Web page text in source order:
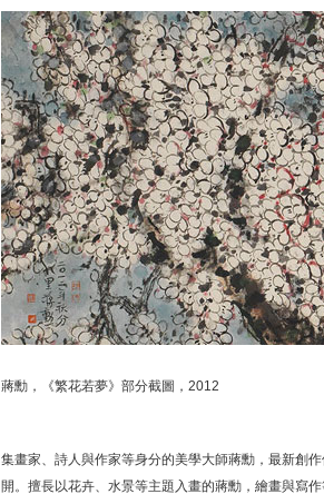
蔣勳，《繁花若夢》部分截圖，2012
集畫家、詩人與作家等身分的美學大師蔣勳，最新創
開。擅長以花卉、水景等主題入畫的蔣勳，繪畫與寫